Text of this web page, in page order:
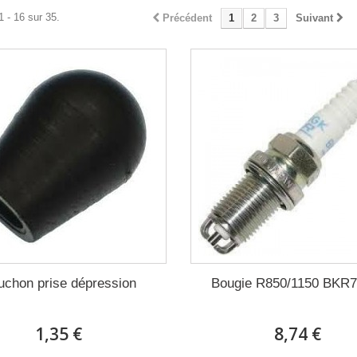
Précédent 1 2 3 Suivant
- 16 sur 35.
prise dépression
1,35 €
Bougie R850/1150
8,74 €